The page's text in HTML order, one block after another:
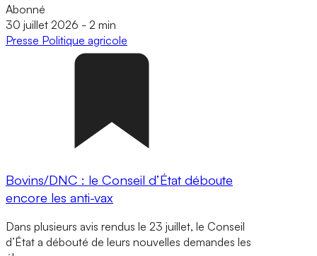
Abonné
30 juillet 2026 - 2 min
Presse Politique agricole
Bovins/DNC : le Conseil d’État déboute
encore les anti-vax
Dans plusieurs avis rendus le 23 juillet, le Conseil
d’État a débouté de leurs nouvelles demandes les